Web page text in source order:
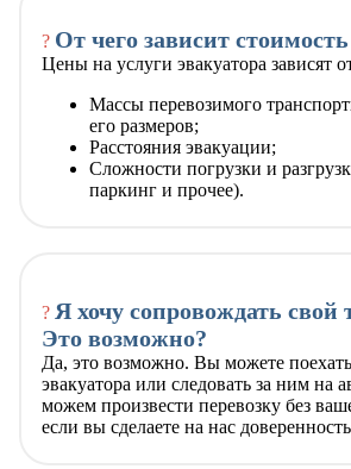
? От чего зависит
Цены на услуги эвакуатора зависят
Массы перевозимого
его размеров;
Расстояния эвакуации;
Сложности погрузки и
паркинг и прочее).
? Я хочу сопровождать свой
Это возможно?
Да, это возможно. Вы можете
эвакуатора или следовать за ним на
можем произвести перевозку без
если вы сделаете на нас